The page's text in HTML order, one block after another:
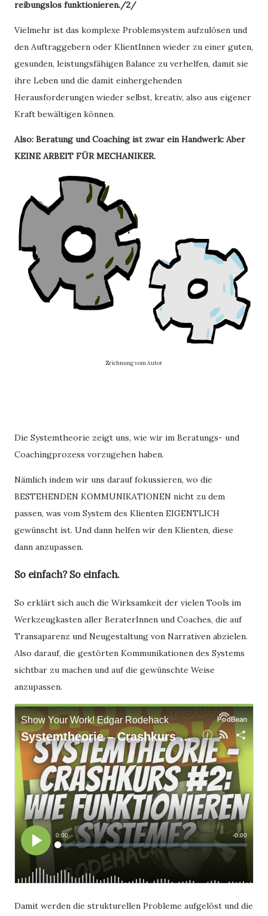
reibungslos funktionieren./2/
Vielmehr ist das komplexe Problemsystem aufzulösen und
den Auftraggebern oder KlientInnen wieder zu einer guten,
gesunden, leistungsfähigen Balance zu verhelfen, damit sie
ihre Leben und die damit einhergehenden
Herausforderungen wieder selbst, kreativ, also aus eigener
Kraft bewältigen können.
Also: Beratung und Coaching ist zwar ein Handwerk: Aber
KEINE ARBEIT FÜR MECHANIKER.
Zeichnung vom Autor
Die Systemtheorie zeigt uns, wie wir im Beratungs- und
Coachingprozess vorzugehen haben.
Nämlich indem wir uns darauf fokussieren, wo die
BESTEHENDEN KOMMUNIKATIONEN nicht zu dem
passen, was vom System des Klienten EIGENTLICH
gewünscht ist. Und dann helfen wir den Klienten, diese
dann anzupassen.
So einfach? So einfach.
So erklärt sich auch die Wirksamkeit der vielen Tools im
Werkzeugkasten aller BeraterInnen und Coaches, die auf
Transaparenz und Neugestaltung von Narrativen abzielen.
Also darauf, die gestörten Kommunikationen des Systems
sichtbar zu machen und auf die gewünschte Weise
anzupassen.
Damit werden die strukturellen Probleme aufgelöst und die